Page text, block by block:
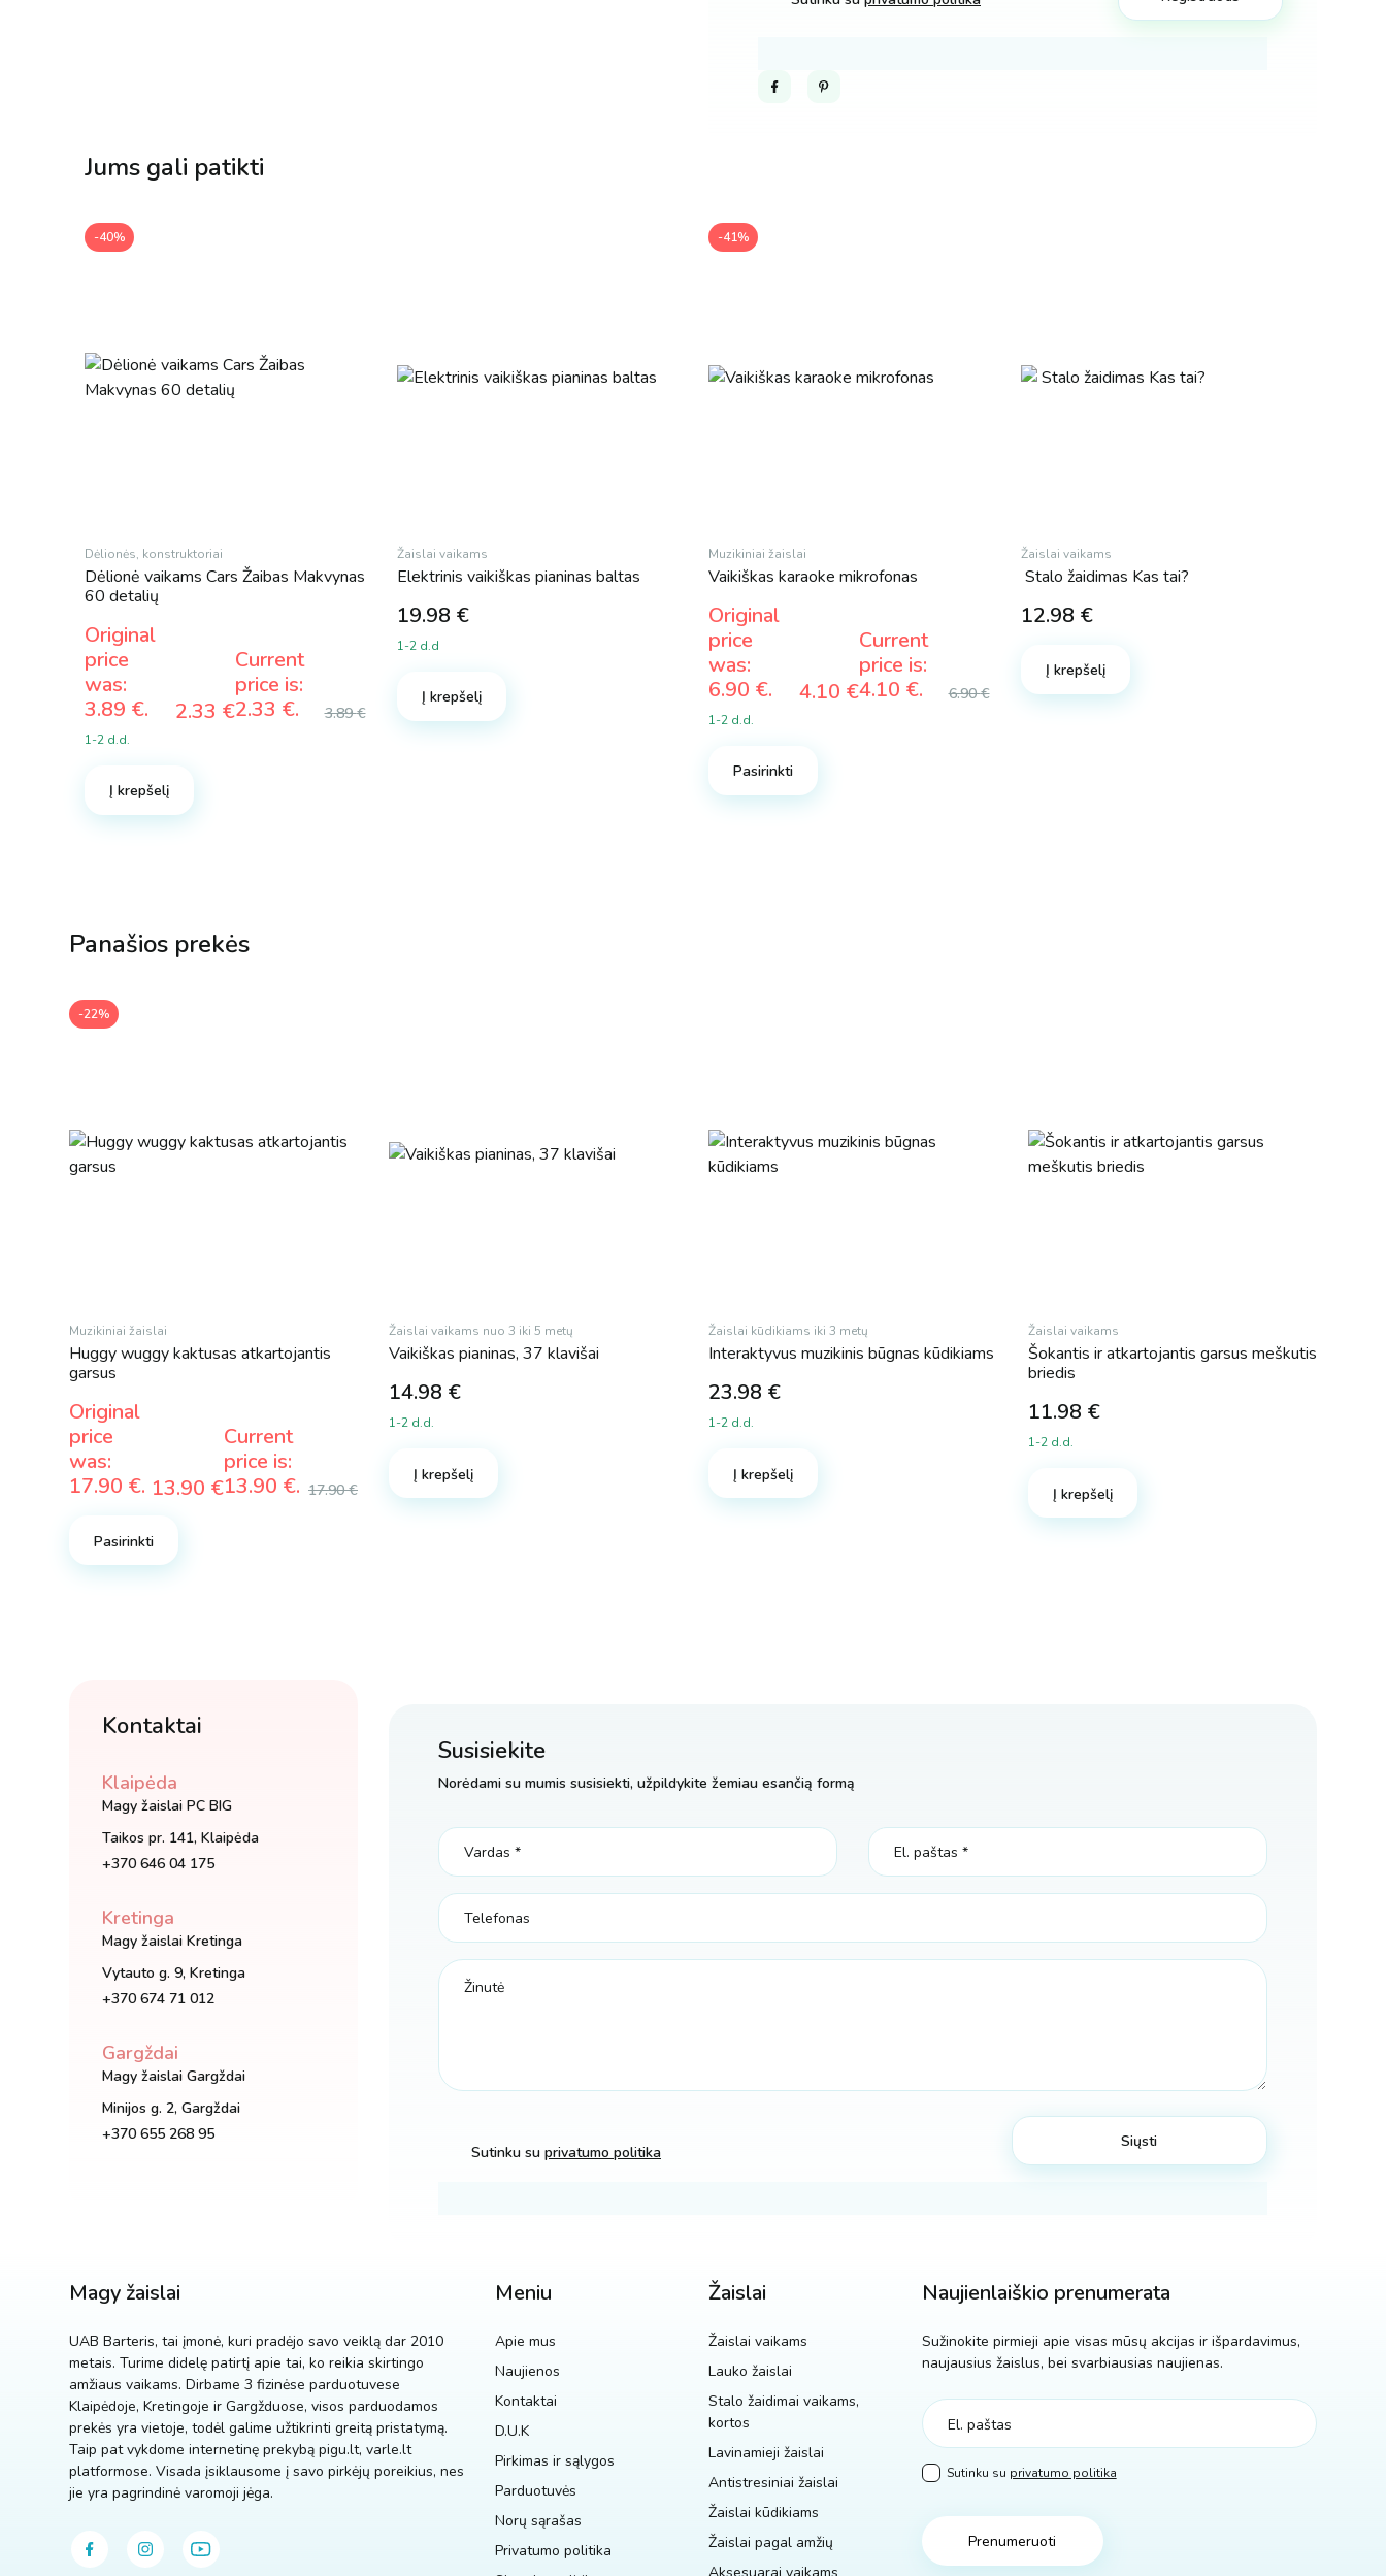
FacebookPinterest
Jums gali patikti
-40%
Dėlionės, konstruktoriai
Dėlionė vaikams Cars Žaibas Makvynas
60 detalių
3.89€
Original
price
was:
3.89 €.
2.33 €
Current
price is:
2.33 €.
1-2 d.d.
Į krepšelį
Žaislai vaikams
Elektrinis vaikiškas pianinas baltas
19.98 €
1-2 d.d
Į krepšelį
-41%
Muzikiniai žaislai
Vaikiškas karaoke mikrofonas
6.90€
Original
price
was:
6.90 €.
4.10 €
Current
price is:
4.10 €.
1-2 d.d.
Pasirinkti
Žaislai vaikams
Stalo žaidimas Kas tai?
12.98 €
Į krepšelį
Panašios prekės
-22%
Muzikiniai žaislai
Huggy wuggy kaktusas atkartojantis
garsus
17.90€
Original
price
was:
17.90 €. 13.90 €
Current
price is:
13.90 €.
Pasirinkti
Žaislai vaikams nuo 3 iki 5 metų
Vaikiškas pianinas, 37 klavišai
14.98 €
1-2 d.d.
Į krepšelį
Žaislai kūdikiams iki 3 metų
Interaktyvus muzikinis būgnas kūdikiams
23.98 €
1-2 d.d.
Į krepšelį
Žaislai vaikams
Šokantis ir atkartojantis garsus meškutis
briedis
11.98 €
1-2 d.d.
Į krepšelį
Kontaktai
Klaipėda
Magy žaislai PC BIG
Taikos pr. 141, Klaipėda
+370 646 04 175
Kretinga
Magy žaislai Kretinga
Vytauto g. 9, Kretinga
+370 674 71 012
Gargždai
Magy žaislai Gargždai
Minijos g. 2, Gargždai
+370 655 268 95
Susisiekite
Norėdami su mumis susisiekti, užpildykite žemiau esančią formą
Sutinku su privatumo politika
Magy žaislai
UAB Barteris, tai įmonė, kuri pradėjo savo veiklą dar 2010
metais. Turime didelę patirtį apie tai, ko reikia skirtingo
amžiaus vaikams. Dirbame 3 fizinėse parduotuvese
Klaipėdoje, Kretingoje ir Gargžduose, visos parduodamos
prekės yra vietoje, todėl galime užtikrinti greitą pristatymą.
Taip pat vykdome internetinę prekybą pigu.lt, varle.lt
platformose. Visada įsiklausome į savo pirkėjų poreikius, nes
jie yra pagrindinė varomoji jėga.
Meniu
Apie mus
Naujienos
Kontaktai
D.U.K
Pirkimas ir sąlygos
Parduotuvės
Norų sąrašas
Privatumo politika
Žaislai
Žaislai vaikams
Lauko žaislai
Stalo žaidimai vaikams,
kortos
Lavinamieji žaislai
Antistresiniai žaislai
Žaislai kūdikiams
Žaislai pagal amžių
Naujienlaiškio prenumerata
Sužinokite pirmieji apie visas mūsų akcijas ir išpardavimus,
naujausius žaislus, bei svarbiausias naujienas.
Sutinku su privatumo politika
Prenumeruoti